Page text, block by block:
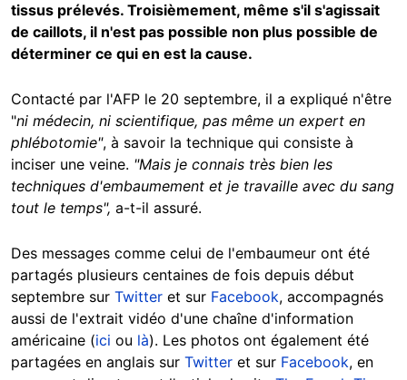
tissus prélevés. Troisièmement, même s'il s'agissait
de caillots, il n'est pas possible non plus possible de
déterminer ce qui en est la cause.
Contacté par l'AFP le 20 septembre, il a expliqué n'être
"ni médecin, ni scientifique, pas même un expert en
phlébotomie", à savoir la technique qui consiste à
inciser une veine. "Mais je connais très bien les
techniques d'embaumement et je travaille avec du sang
tout le temps", a-t-il assuré.
Des messages comme celui de l'embaumeur ont été
partagés plusieurs centaines de fois depuis début
septembre sur Twitter et sur Facebook, accompagnés
aussi de l'extrait vidéo d'une chaîne d'information
américaine (ici ou là). Les photos ont également été
partagées en anglais sur Twitter et sur Facebook, en